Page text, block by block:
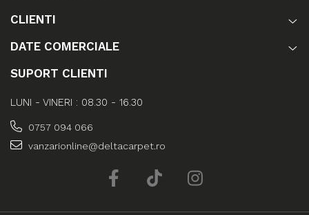
CLIENTI
DATE COMERCIALE
SUPORT CLIENTI
LUNI - VINERI : 08.30 - 16.30
0757 094 066
vanzarionline@deltacarpet.ro